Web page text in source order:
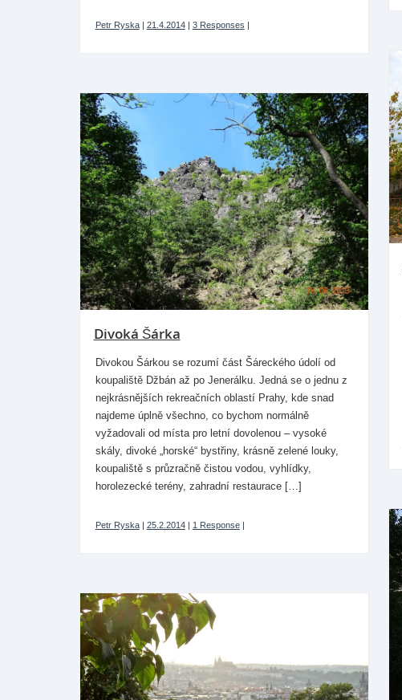
Petr Ryska| 21.4.2014| 3 Responses |
Divoká Šárka
Divokou Šárkou se rozumí část Šáreckého údolí od
koupaliště Džbán až po Jenerálku. Jedná se o jednu z
nejkrásnějších rekreačních oblastí Prahy, kde snad
najdeme úplně všechno, co bychom normálně
vyžadovali od místa pro letní dovolenou – vysoké
skály, divoké „horské“ bystřiny, krásně zelené louky,
koupaliště s průzračně čistou vodou, vyhlídky,
horolezecké terény, zahradní restaurace […]
Petr Ryska| 25.2.2014| 1 Response|